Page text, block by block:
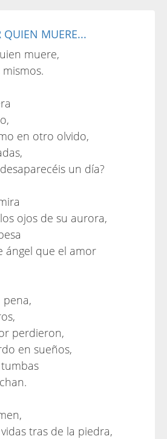
QUIEN MUERE...
muere,
en otro olvido,
un día?
ojos de su aurora,
ángel que el amor
pena,
perdieron,
en sueños,
tras de la piedra,